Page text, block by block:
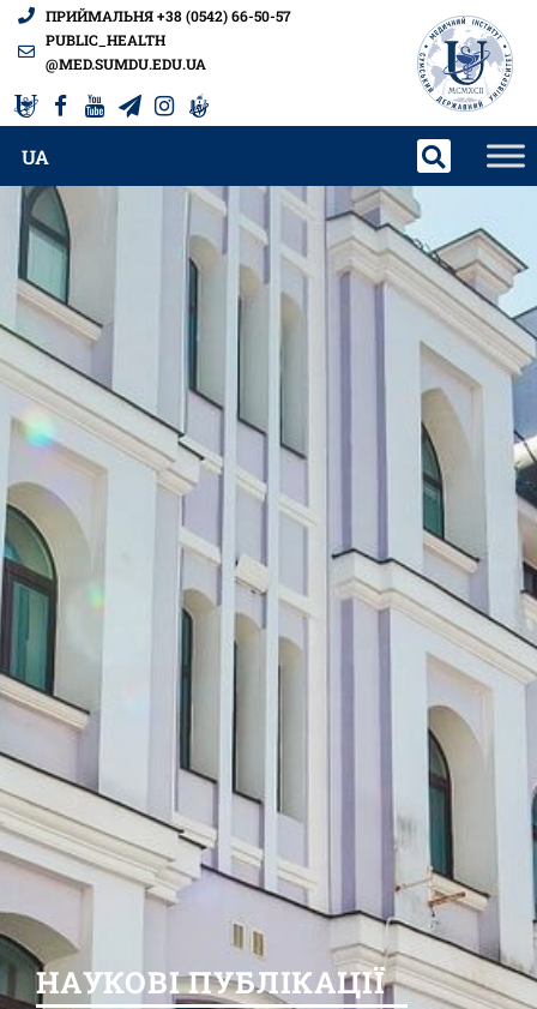
ПРИЙМАЛЬНЯ +38 (0542) 66-50-57
PUBLIC_HEALTH
@MED.SUMDU.EDU.UA
UA
НАУКОВІ ПУБЛІКАЦІЇ